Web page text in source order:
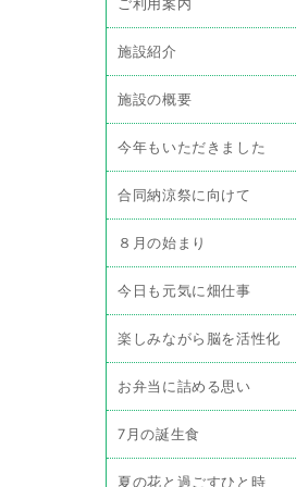
ご利用案内
施設紹介
施設の概要
今年もいただきました
合同納涼祭に向けて
８月の始まり
今日も元気に畑仕事
楽しみながら脳を活性化
お弁当に詰める思い
7月の誕生食
夏の花と過ごすひと時